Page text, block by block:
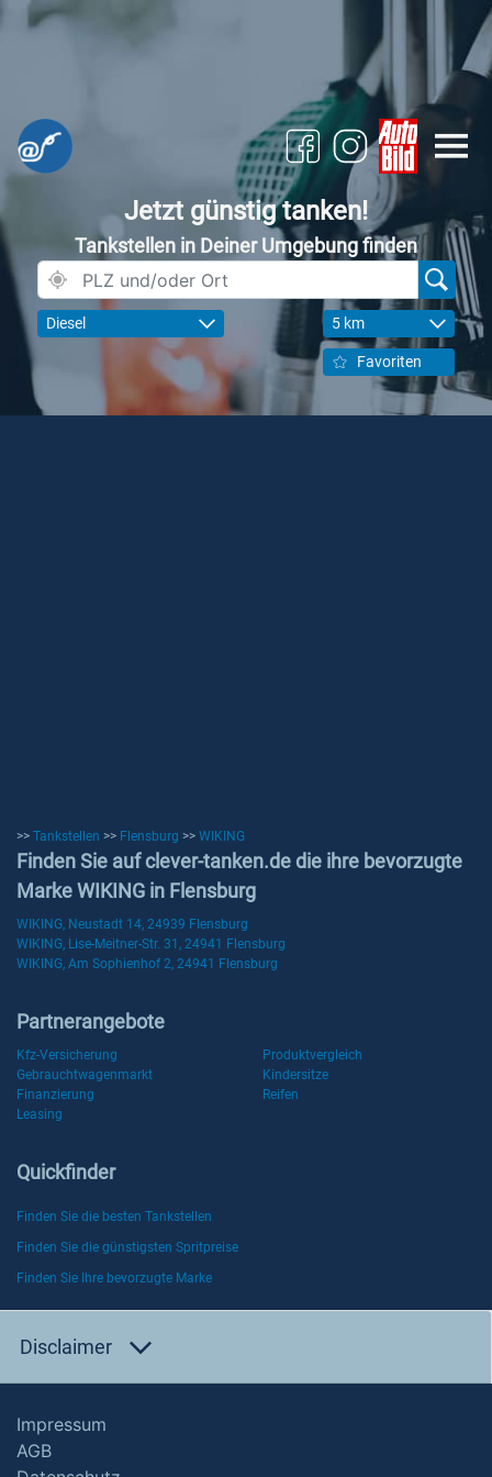
Jetzt günstig tanken!
Tankstellen in Deiner Umgebung finden
Diesel 5 km
Favoriten
>> Tankstellen >> Flensburg >> WIKING
Finden Sie auf clever-tanken.de die ihre bevorzugte
Marke WIKING in Flensburg
WIKING, Neustadt 14, 24939 Flensburg
WIKING, Lise-Meitner-Str. 31, 24941 Flensburg
WIKING, Am Sophienhof 2, 24941 Flensburg
Partnerangebote
Kfz-Versicherung
Produktvergleich
Gebrauchtwagenmarkt
Kindersitze
Finanzierung
Reifen
Leasing
Quickfinder
Finden Sie die besten Tankstellen
Finden Sie die günstigsten Spritpreise
Finden Sie Ihre bevorzugte Marke
Disclaimer
Impressum
AGB